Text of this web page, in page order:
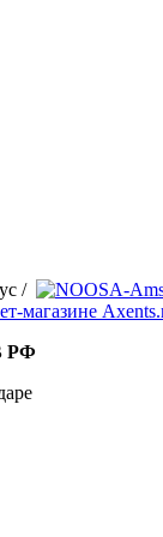
/
РФ